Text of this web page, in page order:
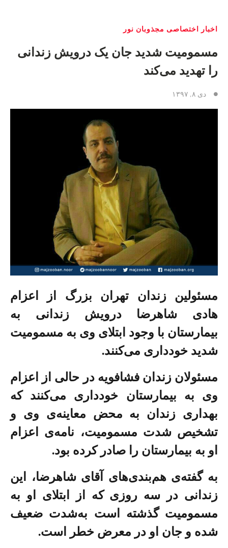
اخبار اختصاصی مجذوبان نور
مسمومیت شدید جان یک درویش زندانی
را تهدید می‌کند
دی ۸, ۱۳۹۷
مسئولین زندان تهران بزرگ از اعزام
هادی شاهرضا درویش زندانی به
بیمارستان با وجود ابتلای وی به مسمومیت
شدید خودداری می‌کنند.
مسئولان زندان فشافویه در حالی از اعزام
وی به بیمارستان خودداری می‌کنند که
بهداری زندان به محض معاینه‌ی وی و
تشخیص شدت مسمومیت، نامه‌ی اعزام
او به بیمارستان را صادر کرده بود.
به گفته‌ی هم‌بندی‌های آقای شاهرضا، این
زندانی در سه روزی که از ابتلای او به
مسمومیت گذشته است به‌شدت ضعیف
شده و جان او در معرض خطر است.